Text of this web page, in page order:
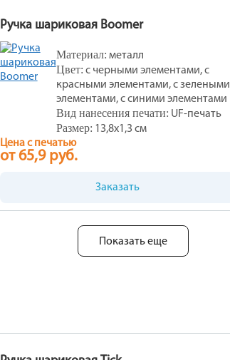
Ручка шариковая Boomer
Материал: металл
Цвет: с черными элементами, с
красными элементами, с зелеными
элементами, с синими элементами
Вид нанесения печати: UF-печать
Размер: 13,8х1,3 см
Цена с печатью
от 65,9 руб.
Заказать
Показать еще